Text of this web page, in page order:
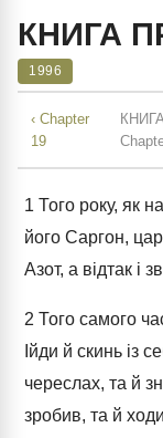
КНИГА
1996
‹ Chapter
19
1 Того року, як
його Саргон,
Азот, а відтак і
2 Того самого
Ійди й скинь із
череслах, та й
зробив, та й